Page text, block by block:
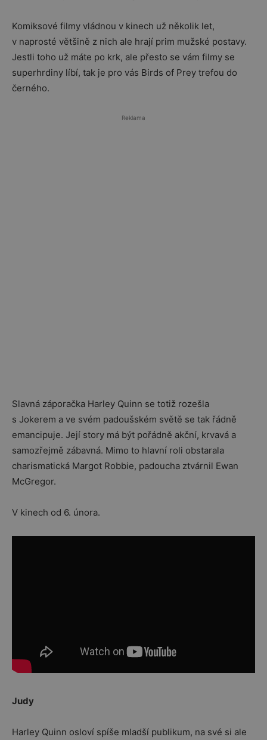
Komiksové filmy vládnou v kinech už několik let,
v naprosté většině z nich ale hrají prim mužské postavy.
Jestli toho už máte po krk, ale přesto se vám filmy se
superhrdiny líbí, tak je pro vás Birds of Prey trefou do
černého.
Reklama
Slavná záporačka Harley Quinn se totiž rozešla
s Jokerem a ve svém padoušském světě se tak řádně
emancipuje. Její story má být pořádně akční, krvavá a
samozřejmě zábavná. Mimo to hlavní roli obstarala
charismatická Margot Robbie, padoucha ztvárnil Ewan
McGregor.
V kinech od 6. února.
Judy
Harley Quinn osloví spíše mladší publikum, na své si ale